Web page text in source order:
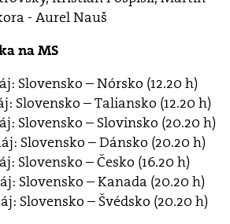
- Aurel Nauš
na MS
Slovensko – Nórsko (12.20 h)
Slovensko – Taliansko (12.20 h)
Slovensko – Slovinsko (20.20 h)
Slovensko – Dánsko (20.20 h)
Slovensko – Česko (16.20 h)
Slovensko – Kanada (20.20 h)
Slovensko – Švédsko (20.20 h)